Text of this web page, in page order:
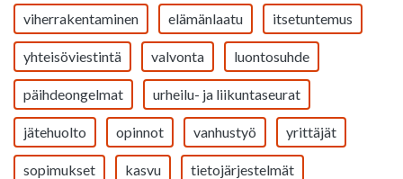
viherrakentaminen elämänlaatu itsetuntemus
yhteisöviestintä valvonta luontosuhde
päihdeongelmat urheilu- ja liikuntaseurat
jätehuolto opinnot vanhustyö yrittäjät
sopimukset kasvu tietojärjestelmät